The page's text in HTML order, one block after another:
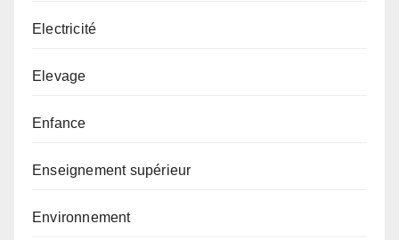
Electricité
Elevage
Enfance
Enseignement supérieur
Environnement